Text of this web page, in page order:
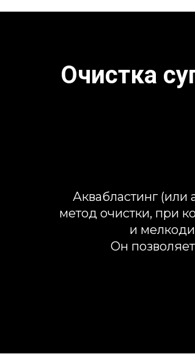
Очистка
Аквабластинг (или
метод очистки, при
и
Он